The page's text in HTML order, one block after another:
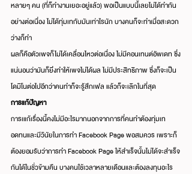
หลายๆ คน (ที่ก็ทำงานเยอะอยู่แล้ว) พอเป็นแบบนี้เลยไม่ได้ทำกัน
อย่างต่อเนื่อง ไม่ได้ทุ่มเทกับมันเท่าไรนัก บางคนก็จะทำเมื่อสะดวก
ว่างก็ทำ
ผลก็คือตัวเพจก็ไม่ได้เคลื่อนไหวต่อเนื่อง ไม่มีคอนเทนต์อัพเดท ซึ่ง
แน่นอนว่ามันก็ยิ่งทำให้เพจไม่ได้ผล ไม่มีประสิทธิภาพ ซึ่งก็จะเป็น
โดมิโนต่อไปอีกว่าคนทำก็จะรู้สึกเฟล แล้วก็จะเลิกในที่สุด
การแก้ปัญหา
การเแก้เรื่องนี้คงไม่มีอะไรมากนอกจากการที่คนทำต้องทุ่มเท
อดทนและมีวินัยในการทำ Facebook Page พอสมควร เพราะก็
ต้องยอมรับว่าการทำ Facebook Page ให้สำเร็จนั้นไม่ได้จะสำเร็จ
กันได้ในชั่วข้ามคืน บางคนใช้เวลาหลายเดือนและต้องลงทุนอะไร